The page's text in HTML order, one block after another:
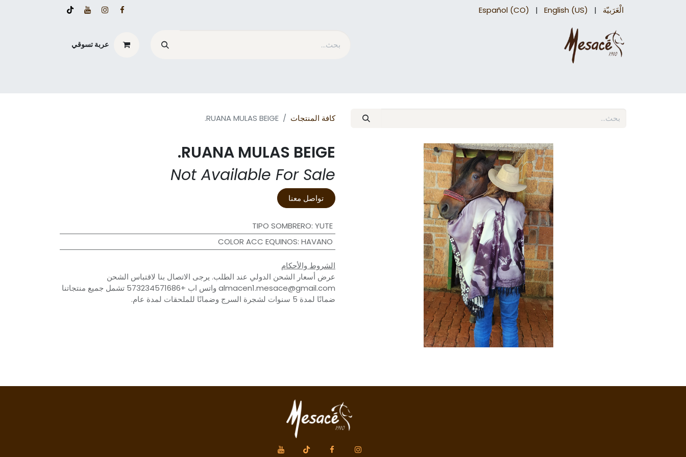
الْعَرَبيّة |
English (US)
|
Español (CO)
عربة تسوقي
كافة المنتجات RUANA MULAS BEIGE.
RUANA MULAS BEIGE.
Not Available For Sale
تواصل معنا
TIPO SOMBRERO:YUTE
COLOR ACC EQUINOS:HAVANO
الشروط والأحكام
عرض أسعار الشحن الدولي عند الطلب. يرجى الاتصال بنا لاقتباس الشحن
almacen1.mesace@gmail.com واتس اب +573234571686 تشمل جميع منتجاتنا
ضمانًا لمدة 5 سنوات لشجرة السرج وضمانًا للملحقات لمدة عام.